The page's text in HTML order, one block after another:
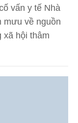
vấn y tế Nhà
mưu về nguồn
xã hội thâm